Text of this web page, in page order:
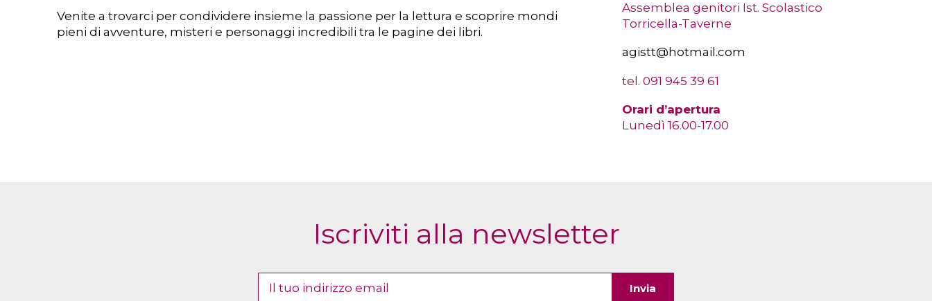
Venite a trovarci per condividere insieme la passione per la lettura e scoprire mondi
pieni di avventure, misteri e personaggi incredibili tra le pagine dei libri.
Assemblea genitori Ist. Scolastico
Torricella-Taverne
agistt@hotmail.com
tel. 091 945 39 61
Orari d’apertura
Lunedì 16.00-17.00
Iscriviti alla newsletter